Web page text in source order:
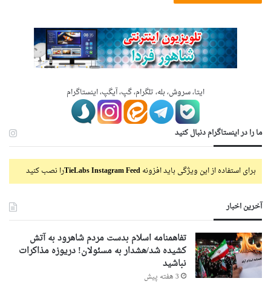
ایتا، سروش، بله، تلگرام، گپ، آیگپ، اینستاگرام
ما را در اینستاگرام دنبال کنید
برای استفاده از این ویژگی باید افزونهTieLabs Instagram Feedرا نصب کنید
آخرین اخبار
تفاهمنامه اسلام بدست مردم شاهرود به آتش
کشیده شد/هشدار به مسئولان! دریوزه مذاکرات
نباشید
3 هفته پیش